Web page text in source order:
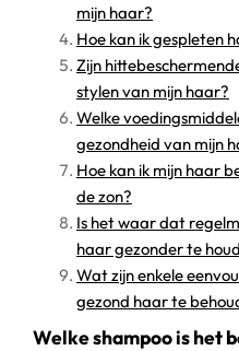
mijn haar?
Hoe kan ik gespleten
Zijn
stylen van mijn haar?
Welke
gezondheid van mijn
Hoe kan ik mijn haar
de zon?
Is het waar dat
haar gezonder te
Wat zijn enkele
gezond haar te
Welke shampoo is het